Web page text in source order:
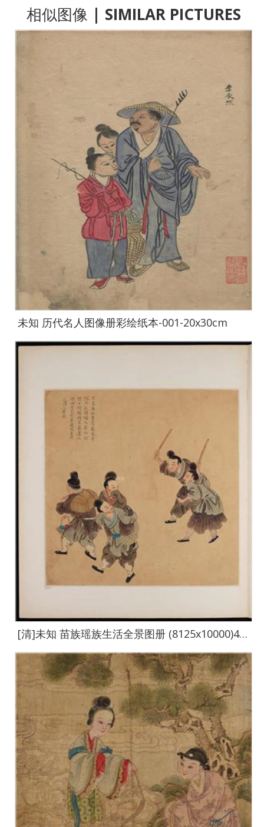
相似图像 | SIMILAR PICTURES
未知 历代名人图像册彩绘纸本-001-20x30cm
[清]未知 苗族瑶族生活全景图册 (8125x10000)45帧-035-36.5 x 29.5cm